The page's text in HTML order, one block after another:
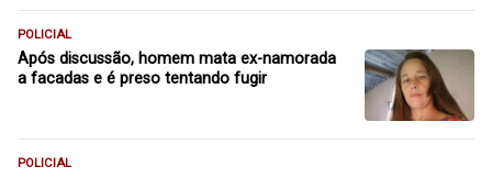
POLICIAL
Após discussão, homem mata ex-namorada
a facadas e é preso tentando fugir
POLICIAL